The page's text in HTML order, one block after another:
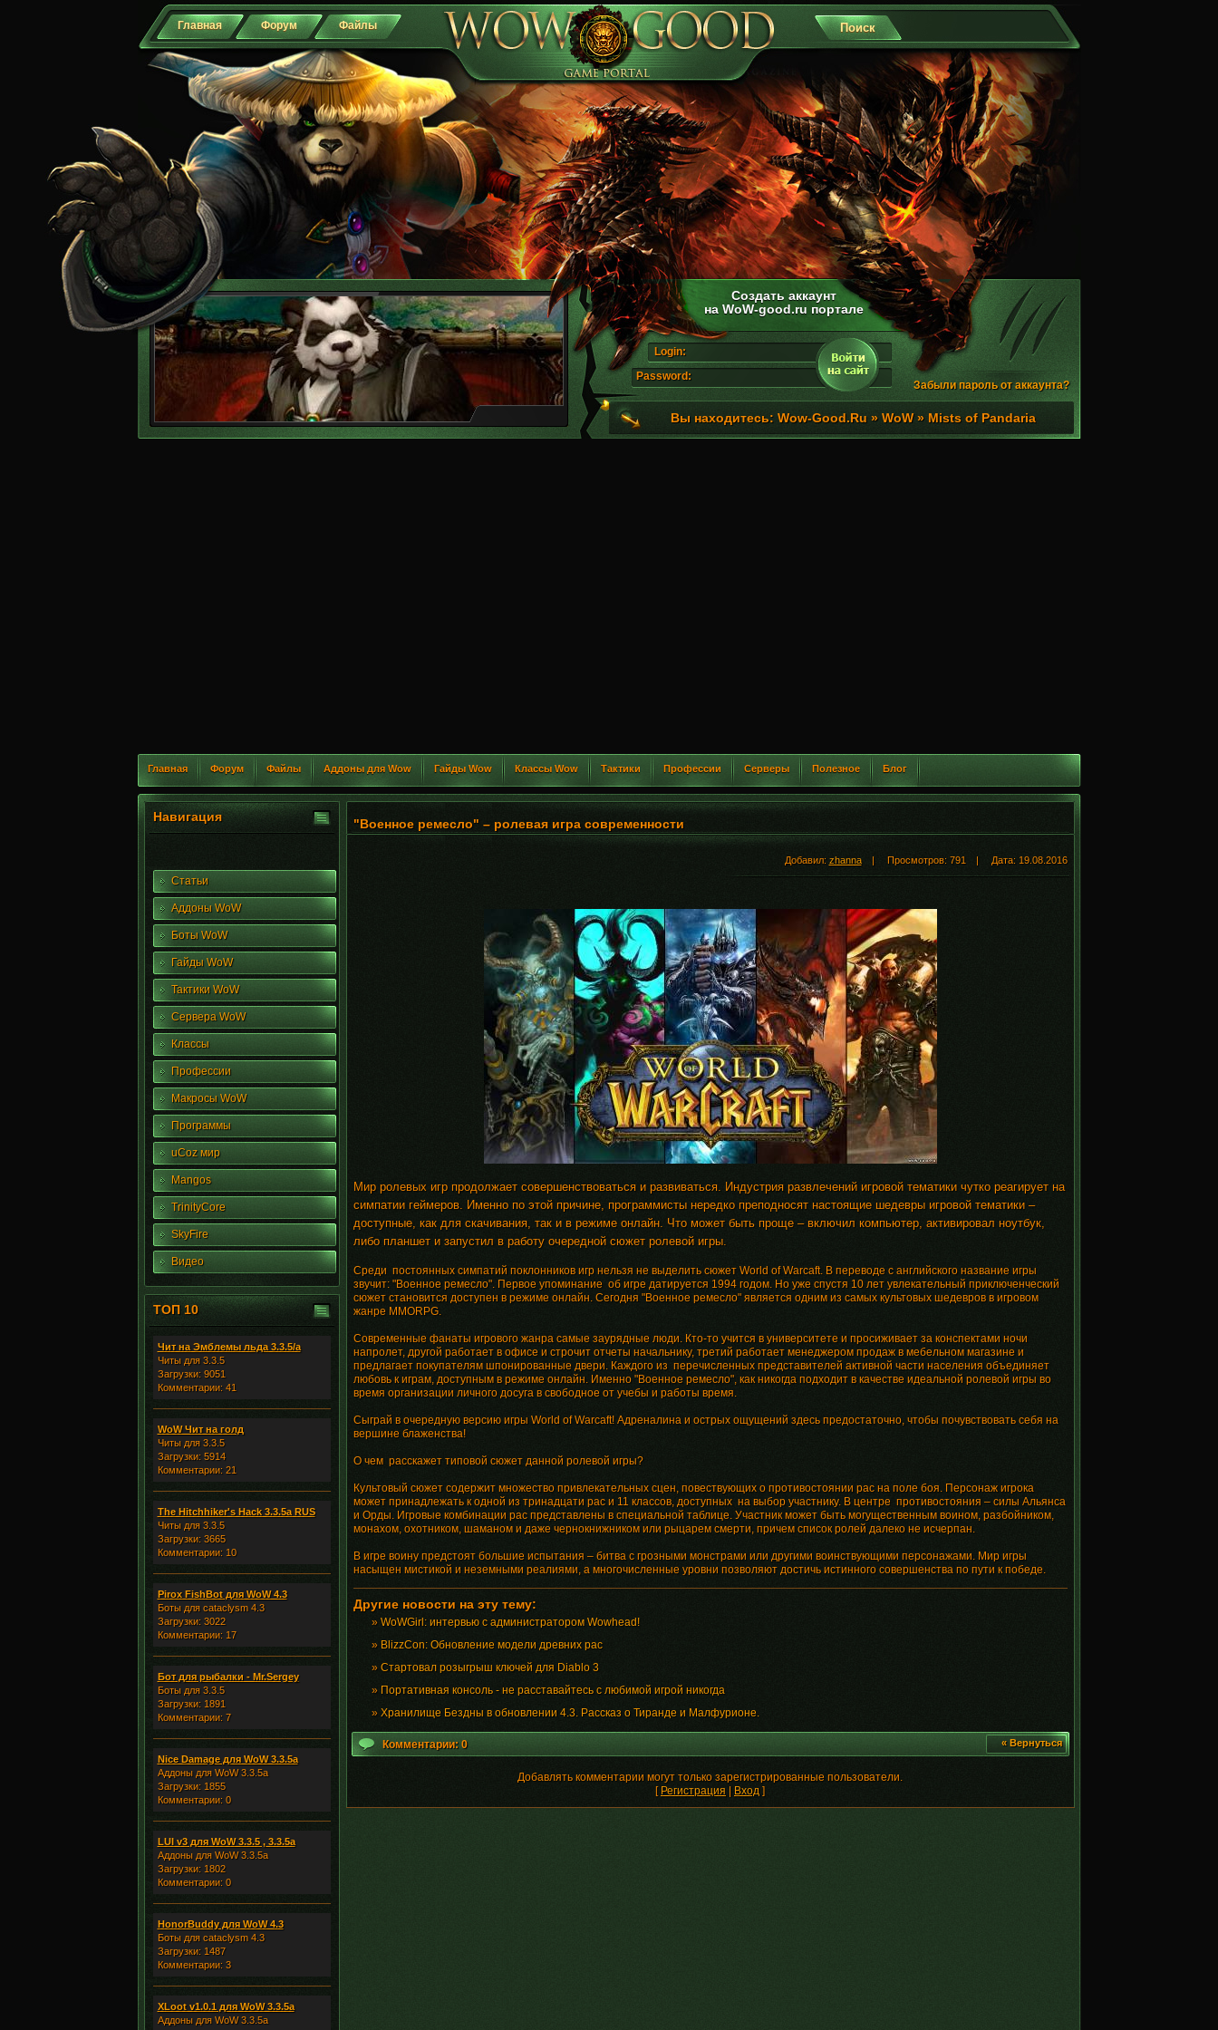
Главная Форум Файлы
Создать аккаунт
на WoW-good.ru портале
Login:
Password:
Забыли пароль от аккаунта?
Вы находитесь: Wow-Good.Ru » WoW » Mists of Pandaria
Главная Форум Файлы Аддоны для Wow Гайды Wow Классы Wow Тактики Профессии Серверы Полезное Блог
Навигация
Статьи
Аддоны WoW
Боты WoW
Гайды WoW
Тактики WoW
Сервера WoW
Классы
Профессии
Макросы WoW
Программы
uCoz мир
Mangos
TrinityCore
SkyFire
Видео
ТОП 10
Чит на Эмблемы льда 3.3.5/а
Читы для 3.3.5
Загрузки: 9051
Комментарии: 41
WoW Чит на голд
Читы для 3.3.5
Загрузки: 5914
Комментарии: 21
The Hitchhiker's Hack 3.3.5a RUS
Читы для 3.3.5
Загрузки: 3665
Комментарии: 10
Pirox FishBot для WoW 4.3
Боты для cataclysm 4.3
Загрузки: 3022
Комментарии: 17
Бот для рыбалки - Mr.Sergey
Боты для 3.3.5
Загрузки: 1891
Комментарии: 7
Nice Damage для WoW 3.3.5a
Аддоны для WoW 3.3.5a
Загрузки: 1855
Комментарии: 0
LUI v3 для WoW 3.3.5 , 3.3.5a
Аддоны для WoW 3.3.5a
Загрузки: 1802
Комментарии: 0
HonorBuddy для WoW 4.3
Боты для cataclysm 4.3
Загрузки: 1487
Комментарии: 3
XLoot v1.0.1 для WoW 3.3.5a
Аддоны для WoW 3.3.5a
"Военное ремесло" – ролевая игра современности
Добавил: zhanna| Просмотров: 791 | Дата: 19.08.2016
Мир ролевых игр продолжает совершенствоваться и развиваться. Индустрия развлечений игровой тематики чутко реагирует на
симпатии геймеров. Именно по этой причине, программисты нередко преподносят настоящие шедевры игровой тематики –
доступные, как для скачивания, так и в режиме онлайн. Что может быть проще – включил компьютер, активировал ноутбук,
либо планшет и запустил в работу очередной сюжет ролевой игры.
Среди постоянных симпатий поклонников игр нельзя не выделить сюжет World of Warcaft. В переводе с английского название игры
звучит: "Военное ремесло". Первое упоминание об игре датируется 1994 годом. Но уже спустя 10 лет увлекательный приключенческий
сюжет становится доступен в режиме онлайн. Сегодня "Военное ремесло" является одним из самых культовых шедевров в игровом
жанре MMORPG.
Современные фанаты игрового жанра самые заурядные люди. Кто-то учится в университете и просиживает за конспектами ночи
напролет, другой работает в офисе и строчит отчеты начальнику, третий работает менеджером продаж в мебельном магазине и
предлагает покупателям шпонированные двери. Каждого из перечисленных представителей активной части населения объединяет
любовь к играм, доступным в режиме онлайн. Именно "Военное ремесло", как никогда подходит в качестве идеальной ролевой игры во
время организации личного досуга в свободное от учебы и работы время.
Сыграй в очередную версию игры World of Warcaft! Адреналина и острых ощущений здесь предостаточно, чтобы почувствовать себя на
вершине блаженства!
О чем расскажет типовой сюжет данной ролевой игры?
Культовый сюжет содержит множество привлекательных сцен, повествующих о противостоянии рас на поле боя. Персонаж игрока
может принадлежать к одной из тринадцати рас и 11 классов, доступных на выбор участнику. В центре противостояния – силы Альянса
и Орды. Игровые комбинации рас представлены в специальной таблице. Участник может быть могущественным воином, разбойником,
монахом, охотником, шаманом и даже чернокнижником или рыцарем смерти, причем список ролей далеко не исчерпан.
В игре воину предстоят большие испытания – битва с грозными монстрами или другими воинствующими персонажами. Мир игры
насыщен мистикой и неземными реалиями, а многочисленные уровни позволяют достичь истинного совершенства по пути к победе.
Другие новости на эту тему:
» WoWGirl: интервью с администратором Wowhead!
» BlizzCon: Обновление модели древних рас
» Стартовал розыгрыш ключей для Diablo 3
» Портативная консоль - не расставайтесь с любимой игрой никогда
» Хранилище Бездны в обновлении 4.3. Рассказ о Тиранде и Малфурионе.
Комментарии: 0 « Вернуться
Добавлять комментарии могут только зарегистрированные пользователи.
[ Регистрация Вход ]